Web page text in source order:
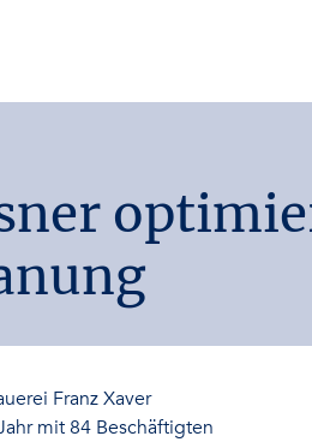
Franz Xaver
mit 84 Beschäftigten